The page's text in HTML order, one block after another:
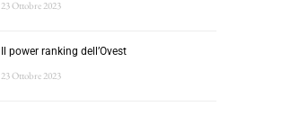
23 Ottobre 2023
Il power ranking dell’Ovest
23 Ottobre 2023